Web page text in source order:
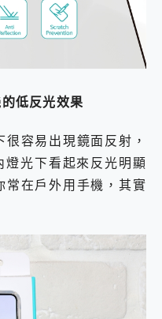
低反光效果
容易出現鏡面反射，
光下看起來反光明顯
常在戶外用手機，其實